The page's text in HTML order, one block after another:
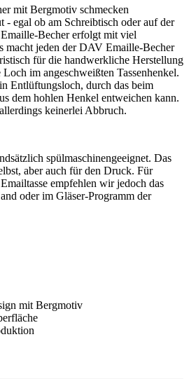
mit Bergmotiv schmecken
- egal ob am Schreibtisch oder auf der
Becher erfolgt mit viel
macht jeden der DAV Emaille-Becher
für die handwerkliche Herstellung
im angeschweißten Tassenhenkel.
Entlüftungsloch, durch das beim
dem hohlen Henkel entweichen kann.
keinerlei Abbruch.
spülmaschinengeeignet. Das
aber auch für den Druck. Für
empfehlen wir jedoch das
oder im Gläser-Programm der
mit Bergmotiv